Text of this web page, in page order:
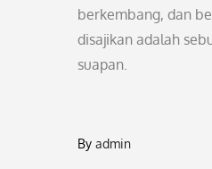
berkembang, dan
disajikan adalah
suapan.
By admin